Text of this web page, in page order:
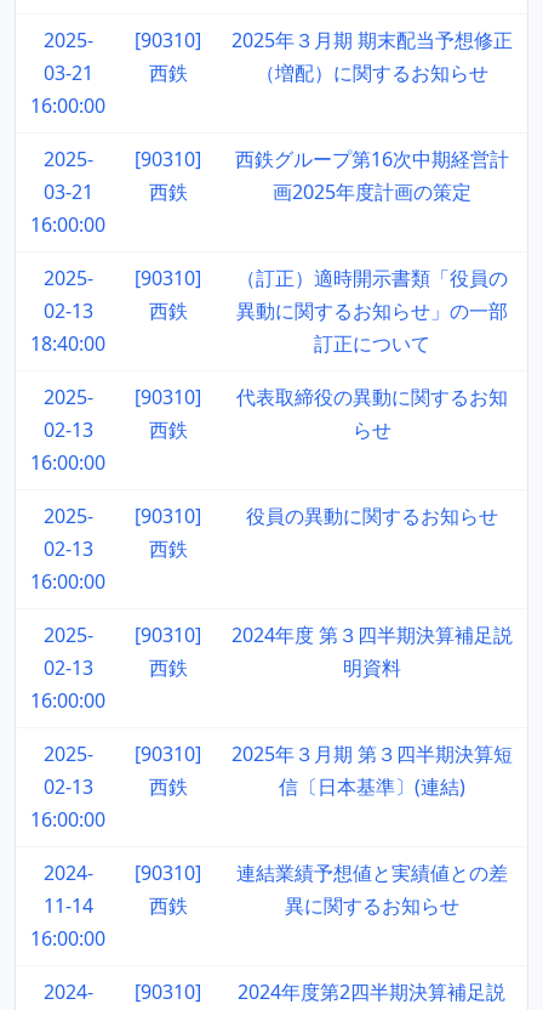
2025-
03-21
16:00:00
[90310]
西鉄
2025年３月期 期末配当予想修正
（増配）に関するお知らせ
2025-
03-21
16:00:00
[90310]
西鉄
西鉄グループ第16次中期経営計
画2025年度計画の策定
2025-
02-13
18:40:00
[90310]
西鉄
（訂正）適時開示書類「役員の
異動に関するお知らせ」の一部
訂正について
2025-
02-13
16:00:00
[90310]
西鉄
代表取締役の異動に関するお知
らせ
2025-
02-13
16:00:00
[90310]
西鉄
役員の異動に関するお知らせ
2025-
02-13
16:00:00
[90310]
西鉄
2024年度 第３四半期決算補足説
明資料
2025-
02-13
16:00:00
[90310]
西鉄
2025年３月期 第３四半期決算短
信〔日本基準〕(連結)
2024-
11-14
16:00:00
[90310]
西鉄
連結業績予想値と実績値との差
異に関するお知らせ
2024-
[90310]
2024年度第2四半期決算補足説